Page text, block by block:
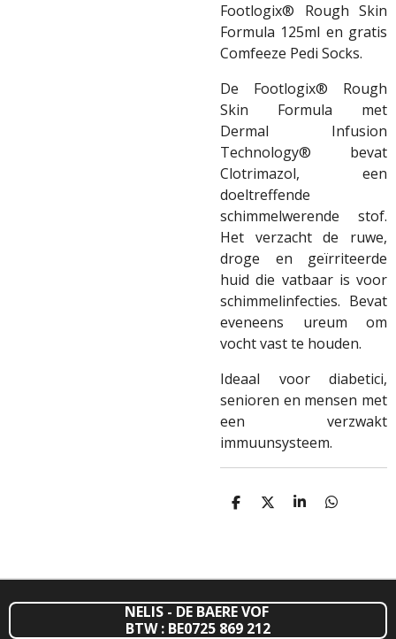
Footlogix® Rough Skin
Formula 125ml en gratis
Comfeeze Pedi Socks.
De Footlogix® Rough
Skin Formula met
Dermal Infusion
Technology® bevat
Clotrimazol, een
doeltreffende
schimmelwerende stof.
Het verzacht de ruwe,
droge en geïrriteerde
huid die vatbaar is voor
schimmelinfecties. Bevat
eveneens ureum om
vocht vast te houden.
Ideaal voor diabetici,
senioren en mensen met
een verzwakt
immuunsysteem.
D
D
S
D
NELIS - DE BAERE VOF
BTW : BE0725 869 212